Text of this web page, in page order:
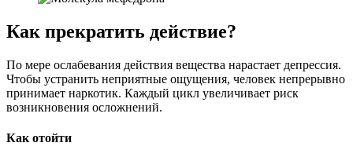
Как прекратить действие?
По мере ослабевания действия вещества нарастает депрессия.
Чтобы устранить неприятные ощущения, человек непрерывно
принимает наркотик. Каждый цикл увеличивает риск
возникновения осложнений.
Как отойти